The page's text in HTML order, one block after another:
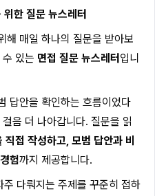
한 질문 뉴스레터
해 매일 하나의 질문을 받아보
있는 면접 질문 뉴스레터입니
답안을 확인하는 흐름이었다
음 더 나아갑니다. 질문을 읽
직접 작성하고, 모범 답안과 비
험까지 제공합니다.
다뤄지는 주제를 꾸준히 접하